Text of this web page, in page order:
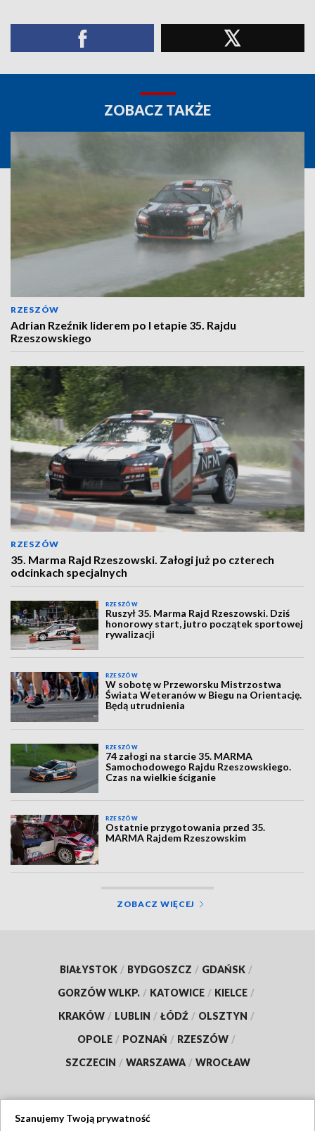
ZOBACZ TAKŻE
RZESZÓW
Adrian Rzeźnik liderem po I etapie 35. Rajdu
Rzeszowskiego
RZESZÓW
35. Marma Rajd Rzeszowski. Załogi już po czterech
odcinkach specjalnych
RZESZÓW
Ruszył 35. Marma Rajd Rzeszowski. Dziś
honorowy start, jutro początek sportowej
rywalizacji
RZESZÓW
W sobotę w Przeworsku Mistrzostwa
Świata Weteranów w Biegu na Orientację.
Będą utrudnienia
RZESZÓW
74 załogi na starcie 35. MARMA
Samochodowego Rajdu Rzeszowskiego.
Czas na wielkie ściganie
RZESZÓW
Ostatnie przygotowania przed 35.
MARMA Rajdem Rzeszowskim
ZOBACZ WIĘCEJ
BIAŁYSTOK / BYDGOSZCZ / GDAŃSK /
GORZÓW WLKP. / KATOWICE / KIELCE /
KRAKÓW / LUBLIN / ŁÓDŹ / OLSZTYN /
OPOLE / POZNAŃ / RZESZÓW /
SZCZECIN / WARSZAWA / WROCŁAW
Szanujemy Twoją prywatność